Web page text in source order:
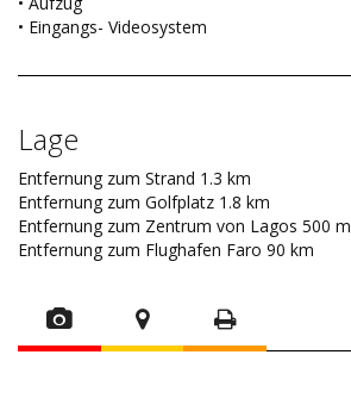
• Eingangs- Videosystem
Lage
Entfernung zum Strand 1.3 km
Entfernung zum Golfplatz 1.8 km
Entfernung zum Zentrum von Lagos 500 m
Entfernung zum Flughafen Faro 90 km